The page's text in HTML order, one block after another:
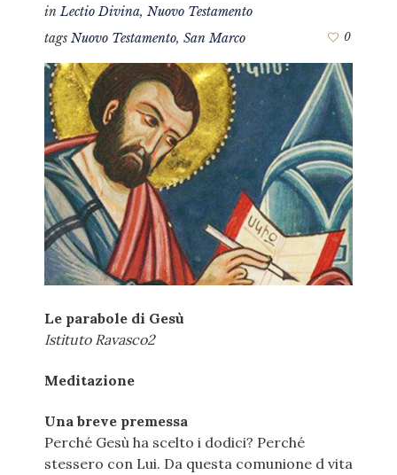
inLectio Divina, Nuovo Testamento
tags Nuovo Testamento, San Marco 0
Le parabole di Gesù
Istituto Ravasco2
Meditazione
Una breve premessa
Perché Gesù ha scelto i dodici? Perché
stessero con Lui. Da questa comunione d vita